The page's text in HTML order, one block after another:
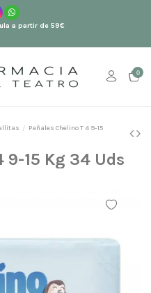
a partir de 59€
0
Pañales Chelino T 4 9-15
9-15 Kg 34 Uds